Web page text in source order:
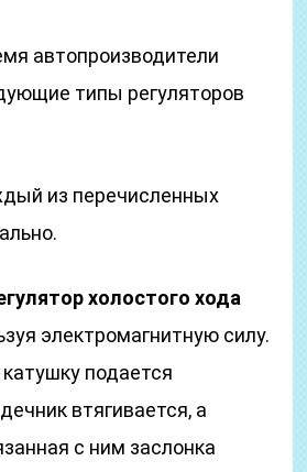
автопроизводители
типы регуляторов
из перечисленных
холостого хода
электромагнитную силу.
катушку подается
втягивается, а
с ним заслонка